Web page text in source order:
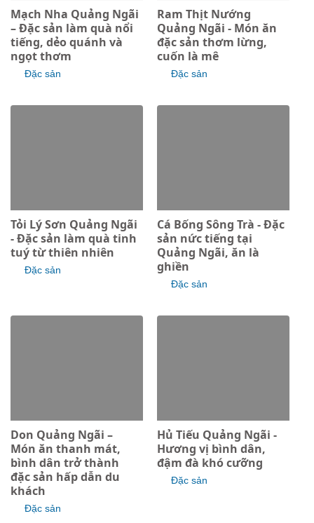
Mạch Nha Quảng Ngãi
– Đặc sản làm quà nổi
tiếng, dẻo quánh và
ngọt thơm
Đặc sản
Ram Thịt Nướng
Quảng Ngãi - Món ăn
đặc sản thơm lừng,
cuốn là mê
Đặc sản
Tỏi Lý Sơn Quảng Ngãi
- Đặc sản làm quà tinh
tuý từ thiên nhiên
Đặc sản
Cá Bống Sông Trà - Đặc
sản nức tiếng tại
Quảng Ngãi, ăn là
ghiền
Đặc sản
Don Quảng Ngãi –
Món ăn thanh mát,
bình dân trở thành
đặc sản hấp dẫn du
khách
Đặc sản
Hủ Tiếu Quảng Ngãi -
Hương vị bình dân,
đậm đà khó cưỡng
Đặc sản